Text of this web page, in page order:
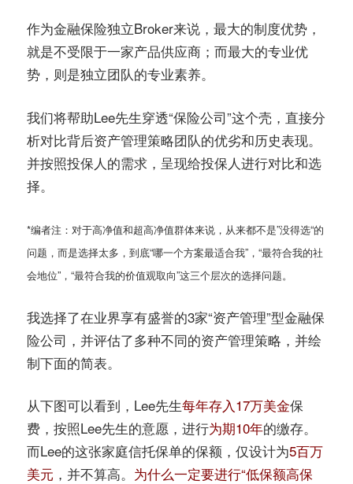
作为金融保险独立Broker来说，最大的制度优势，
就是不受限于一家产品供应商；而最大的专业优
势，则是独立团队的专业素养。
我们将帮助Lee先生穿透“保险公司”这个壳，直接分
析对比背后资产管理策略团队的优劣和历史表现。
并按照投保人的需求，呈现给投保人进行对比和选
择。
*编者注：对于高净值和超高净值群体来说，从来都不是”没得选“的
问题，而是选择太多，到底“哪一个方案最适合我”，“最符合我的社
会地位”，“最符合我的价值观取向”这三个层次的选择问题。
我选择了在业界享有盛誉的3家“资产管理”型金融保
险公司，并评估了多种不同的资产管理策略，并绘
制下面的简表。
从下图可以看到，Lee先生每年存入17万美金保
费，按照Lee先生的意愿，进行为期10年的缴存。
而Lee的这张家庭信托保单的保额，仅设计为5百万
美元 ，并不算高。 为什么一定要进行“低保额高保